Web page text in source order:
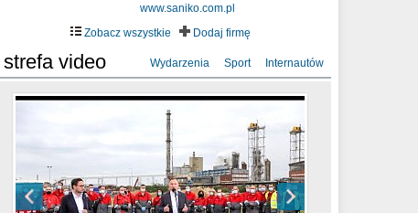
www.saniko.com.pl
Zobacz wszystkie
Dodaj firmę
strefa video Wydarzenia Sport Internautów
Ni To Ponk - W oczach mamy strach
sixf33t .Last Year DRONE FOOTAGE
Włocławek
XXIII Sesja Rady Miasta Włocławek VIII
kadencji w dniu 09.06.2020 r.